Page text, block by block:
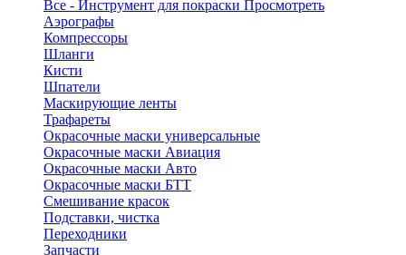
Все - Инструмент для покраски Просмотреть
Аэрографы
Компрессоры
Шланги
Кисти
Шпатели
Маскирующие ленты
Трафареты
Окрасочные маски универсальные
Окрасочные маски Авиация
Окрасочные маски Авто
Окрасочные маски БТТ
Смешивание красок
Подставки, чистка
Переходники
Запчасти